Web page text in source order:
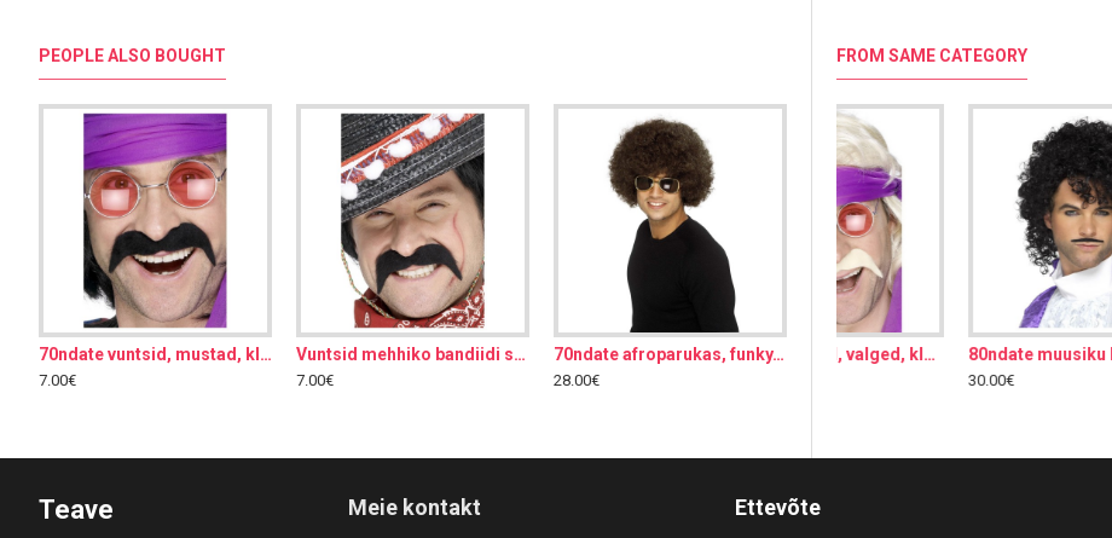
PEOPLE ALSO BOUGHT
70ndate vuntsid, mustad, kleebitav
7.00€
Vuntsid mehhiko bandiidi stiilis, kleebitav
7.00€
70ndate afroparukas, funky, pruun, lühike
28.00€
FROM SAME CATEGORY
70ndate vuntsid, mustad, kleebitav
7.00€
70ndate vuntsid, valged, kleebitav
7.00€ 30.00€
Chaplini vuntsid ja kulmud, must, kleebitav
Teave Meie kontakt Ettevõte